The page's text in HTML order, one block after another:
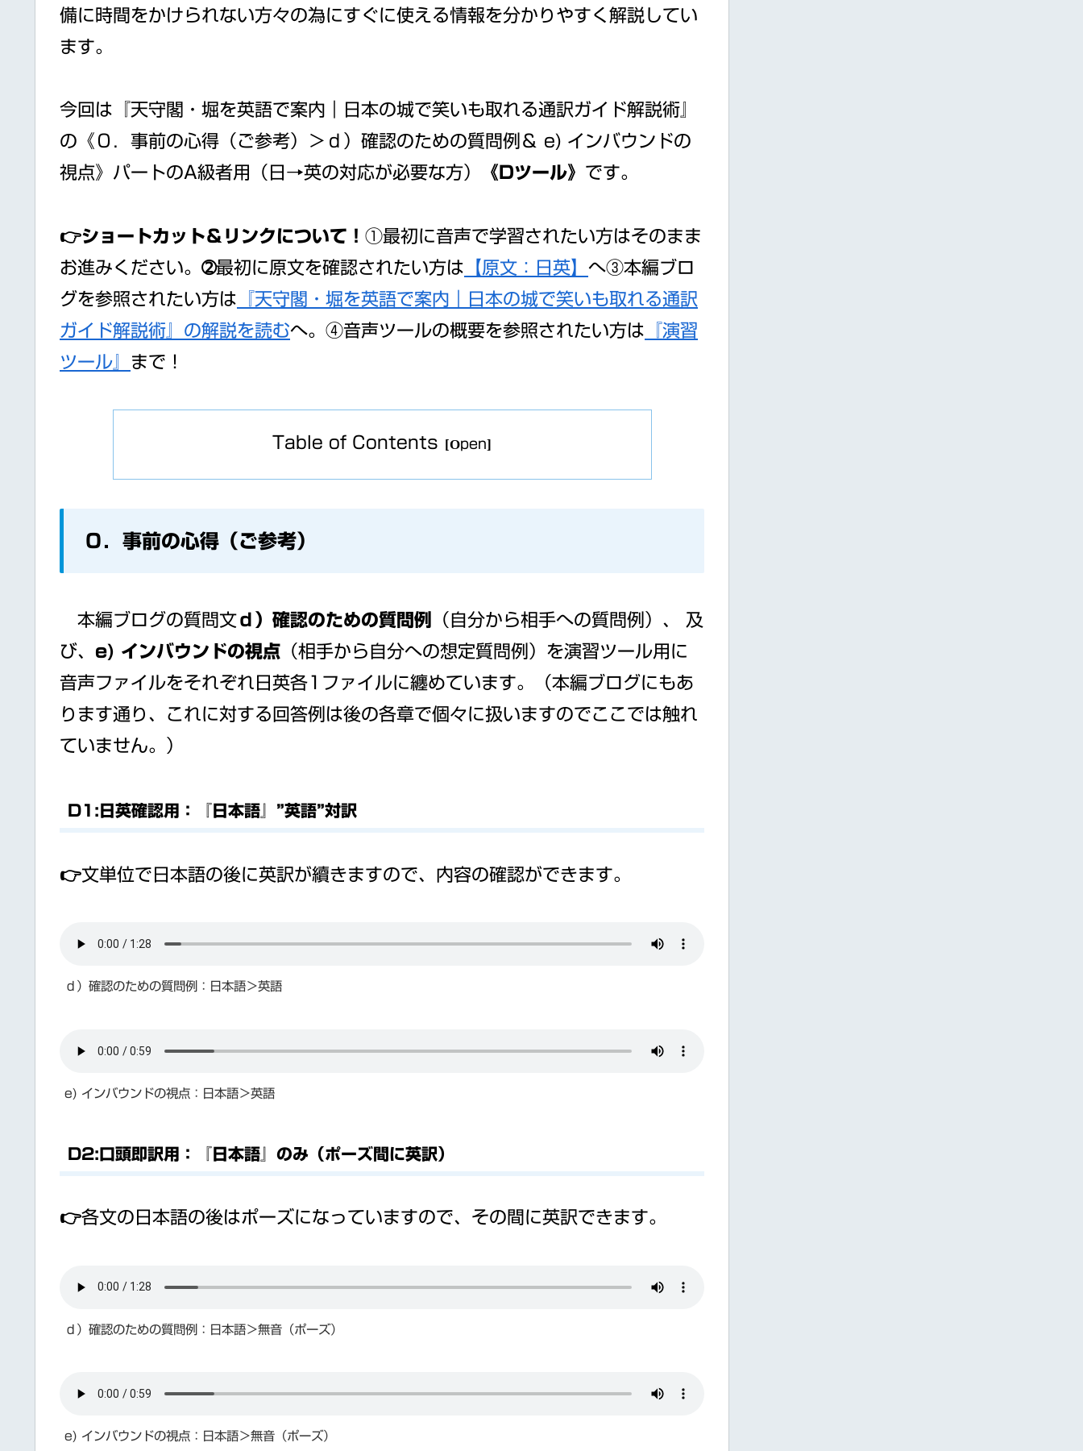
備に時間をかけられない方々の為にすぐに使える情報を分かりやすく解説してい
ます。
今回は『天守閣・堀を英語で案内｜日本の城で笑いも取れる通訳ガイド解説術』
の《０．事前の心得（ご参考）＞ｄ）確認のための質問例＆ e) インバウンドの
視点》パートのA級者用（日→英の対応が必要な方）
《Dツール》 です。
👉ショートカット＆リンクについて！ ①最初に音声で学習されたい方はそのまま
お進みください。➁最初に原文を確認されたい方は 【原文：日英】 へ③本編ブロ
グを参照されたい方は 『天守閣・堀を英語で案内｜日本の城で笑いも取れる通訳
ガイド解説術』の解説を読むへ。④音声ツールの概要を参照されたい方は 『演習
ツール』 まで！
Table of Contents
０．事前の心得（ご参考）
本編ブログの質問文ｄ）確認のための質問例
（自分から相手への質問例）、 及
び、 e) インバウンドの視点 （相手から自分への想定質問例）を演習ツール用に
音声ファイルをそれぞれ日英各1ファイルに纏めています。（本編ブログにもあ
ります通り、これに対する回答例は後の各章で個々に扱いますのでここでは触れ
ていません。）
D1:日英確認用：『日本語』”英語”対訳
👉文単位で日本語の後に英訳が續きますので、内容の確認ができます。
ｄ）確認のための質問例：日本語＞英語
e) インバウンドの視点：日本語＞英語
D2:口頭即訳用：『日本語』のみ（ポーズ間に英訳）
👉各文の日本語の後はポーズになっていますので、その間に英訳できます。
ｄ）確認のための質問例：日本語＞無音（ポーズ）
e) インバウンドの視点：日本語＞無音（ポーズ）